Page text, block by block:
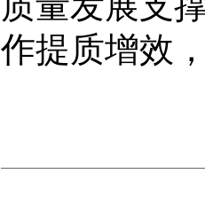
作提质增效